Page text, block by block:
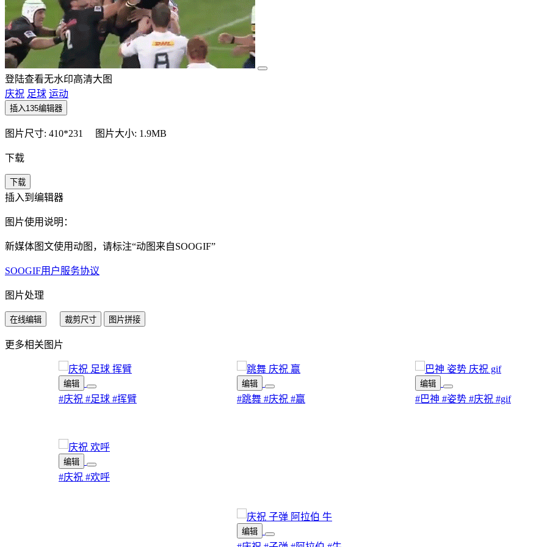
登陆查看无水印高清大图
庆祝 足球 运动
插入135编辑器
图片尺寸: 410*231 图片大小: 1.9MB
下载
下载
插入到编辑器
图片使用说明：
新媒体图文使用动图，请标注“动图来自SOOGIF”
SOOGIF用户服务协议
图片处理
在线编辑 裁剪尺寸 图片拼接
更多相关图片
编辑
#庆祝 #足球 #挥臂
编辑
#跳舞 #庆祝 #赢
编辑
#巴神 #姿势 #庆祝 #gif
编辑
#庆祝 #欢呼
编辑